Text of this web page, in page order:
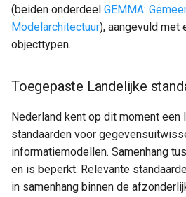
(beiden onderdeel GEMMA:
Modelarchitectuur), aangevuld met
objecttypen.
Toegepaste Landelijke
Nederland kent op dit moment een
standaarden voor
informatiemodellen. Samenhang
en is beperkt. Relevante
in samenhang binnen de